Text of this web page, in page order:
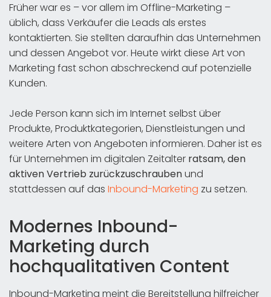
Früher war es – vor allem im Offline-Marketing –
üblich, dass Verkäufer die Leads als erstes
kontaktierten. Sie stellten daraufhin das Unternehmen
und dessen Angebot vor. Heute wirkt diese Art von
Marketing fast schon abschreckend auf potenzielle
Kunden.
Jede Person kann sich im Internet selbst über
Produkte, Produktkategorien, Dienstleistungen und
weitere Arten von Angeboten informieren. Daher ist es
für Unternehmen im digitalen Zeitalter ratsam, den
aktiven Vertrieb zurückzuschraubenund
stattdessen auf das Inbound-Marketing zu setzen.
Modernes Inbound-
Marketing durch
hochqualitativen Content
Inbound-Marketing meint die Bereitstellung hilfreicher